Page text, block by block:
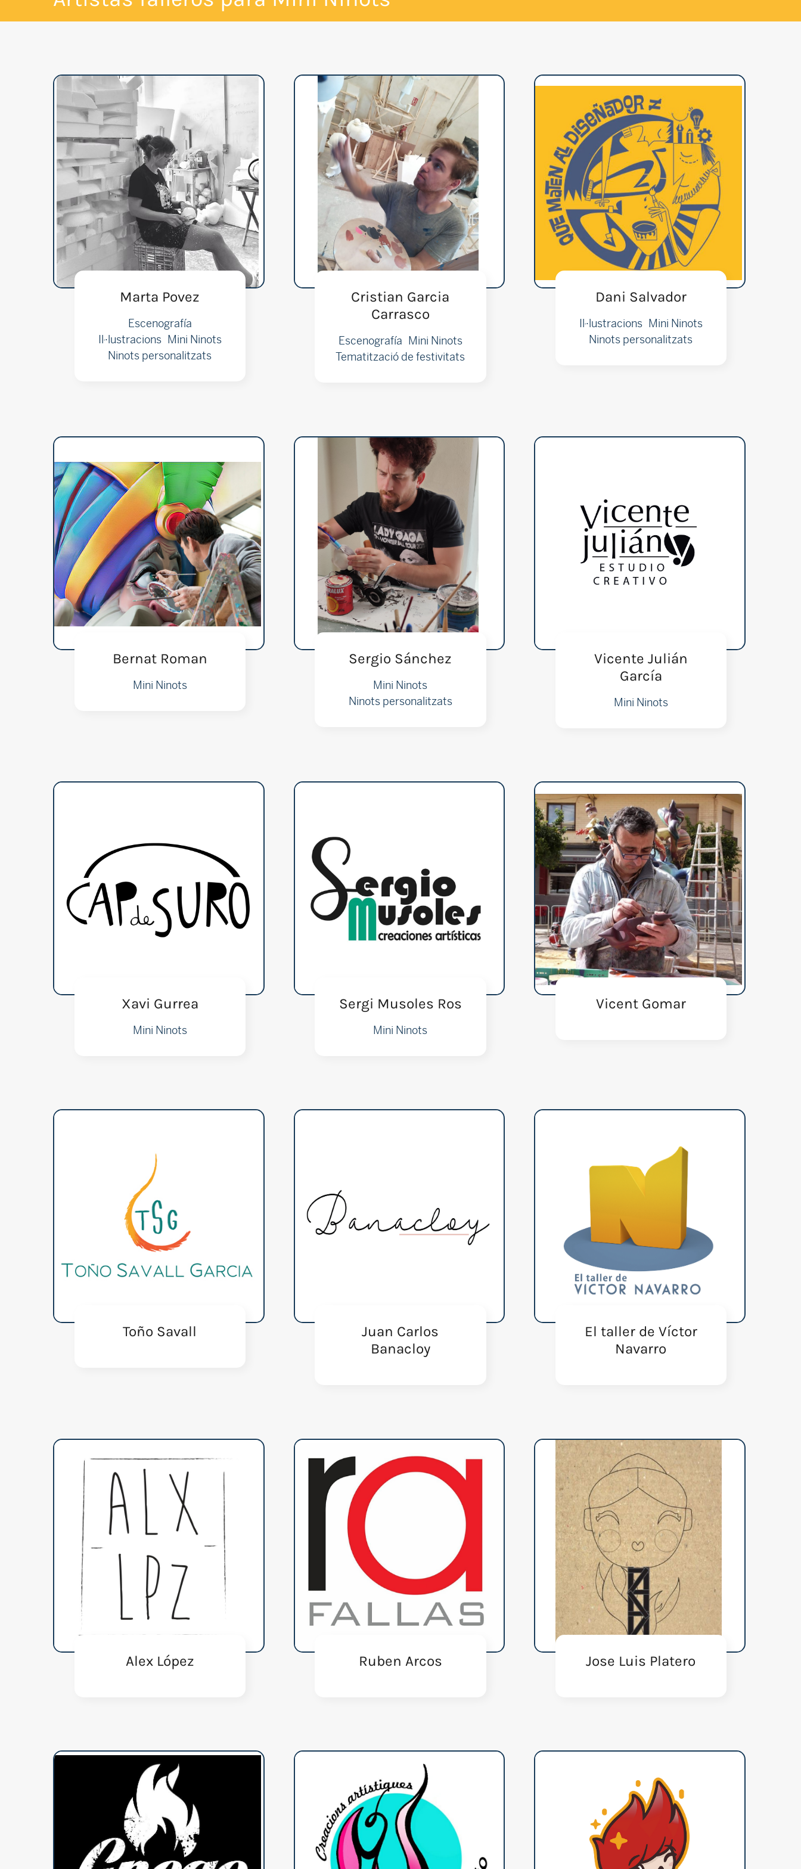
Marta Povez
Escenografía
Il·lustracions Mini Ninots
Ninots personalitzats
Cristian Garcia
Carrasco
Escenografía Mini Ninots
Tematització de festivitats
Dani Salvador
Il·lustracions Mini Ninots
Ninots personalitzats
Bernat Roman
Mini Ninots
Sergio Sánchez
Mini Ninots
Ninots personalitzats
Vicente Julián
García
Mini Ninots
Xavi Gurrea
Mini Ninots
Sergi Musoles Ros
Mini Ninots
Vicent Gomar
Toño Savall
Juan Carlos
Banacloy
El taller de Víctor
Navarro
Alex López Ruben Arcos Jose Luis Platero